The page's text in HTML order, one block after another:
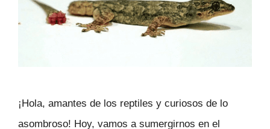
¡Hola, amantes de los reptiles y curiosos de lo
asombroso! Hoy, vamos a sumergirnos en el